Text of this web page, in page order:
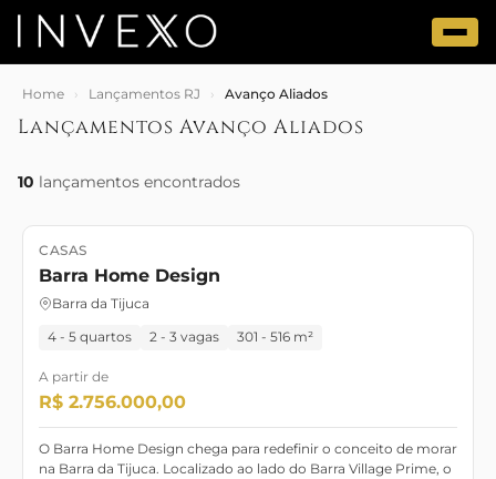
Home › Lançamentos RJ › Avanço Aliados
Lançamentos Avanço Aliados
10 lançamentos encontrados
Lançamento
CASAS
Barra Home Design
Barra da Tijuca
4 - 5 quartos 2 - 3 vagas 301 - 516 m²
A partir de
R$ 2.756.000,00
O Barra Home Design chega para redefinir o conceito de morar
na Barra da Tijuca. Localizado ao lado do Barra Village Prime, o